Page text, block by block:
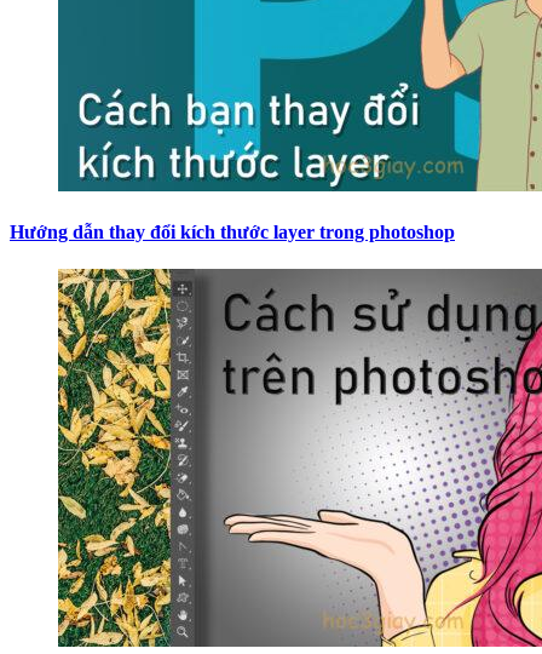
Hướng dẫn thay đổi kích thước layer trong photoshop